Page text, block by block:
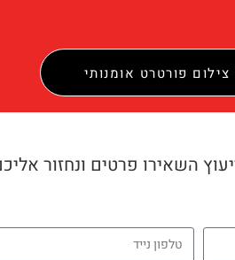
פורטרט אומנותי
השאירו פרטים ונחזור